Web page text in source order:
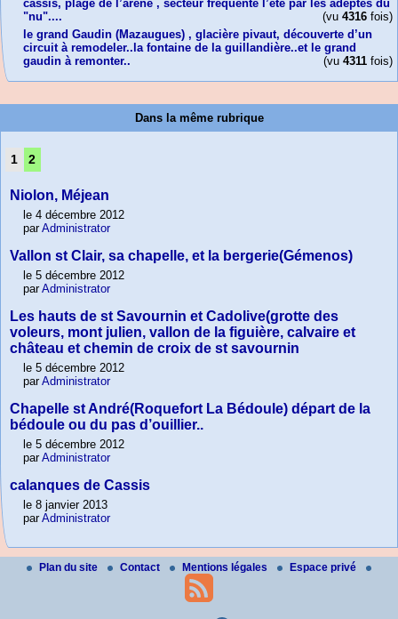
cassis, plage de l’arène , secteur fréquenté l’été par les adeptes du
"nu"....
(vu 4316 fois)
le grand Gaudin (Mazaugues) , glacière pivaut, découverte d’un
circuit à remodeler..la fontaine de la guillandière..et le grand
gaudin à remonter..
(vu 4311 fois)
Dans la même rubrique
1 2
Niolon, Méjean
le 4 décembre 2012
parAdministrator
Vallon st Clair, sa chapelle, et la bergerie(Gémenos)
le 5 décembre 2012
parAdministrator
Les hauts de st Savournin et Cadolive(grotte des
voleurs, mont julien, vallon de la figuière, calvaire et
château et chemin de croix de st savournin
le 5 décembre 2012
parAdministrator
Chapelle st André(Roquefort La Bédoule) départ de la
bédoule ou du pas d’ouillier..
le 5 décembre 2012
parAdministrator
calanques de Cassis
le 8 janvier 2013
parAdministrator
Plan du site Contact Mentions légales Espace privé